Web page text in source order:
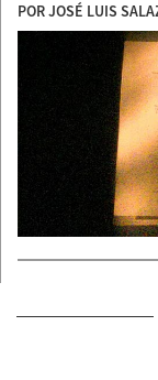
POR JOSÉ LUIS